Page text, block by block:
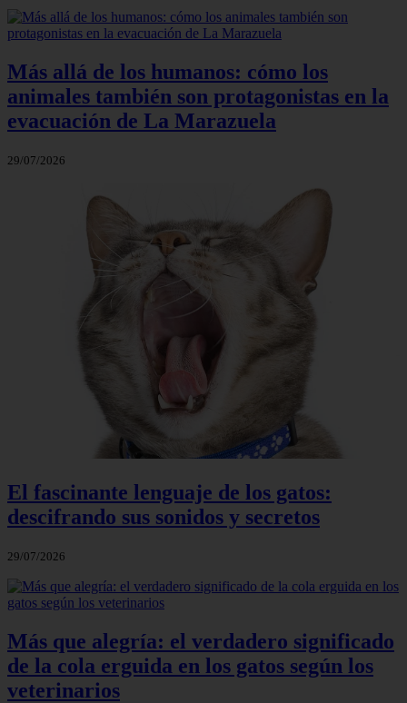
Más allá de los humanos: cómo los
animales también son protagonistas en la
evacuación de La Marazuela
29/07/2026
El fascinante lenguaje de los gatos:
descifrando sus sonidos y secretos
29/07/2026
Más que alegría: el verdadero significado
de la cola erguida en los gatos según los
veterinarios